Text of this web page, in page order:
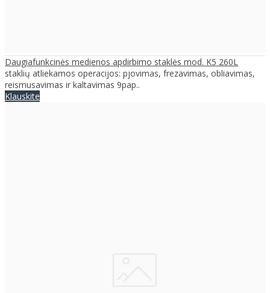
Daugiafunkcinės medienos apdirbimo staklės mod. K5 260L
staklių atliekamos operacijos: pjovimas, frezavimas, obliavimas,
reismusavimas ir kaltavimas 9pap..
Klauskite